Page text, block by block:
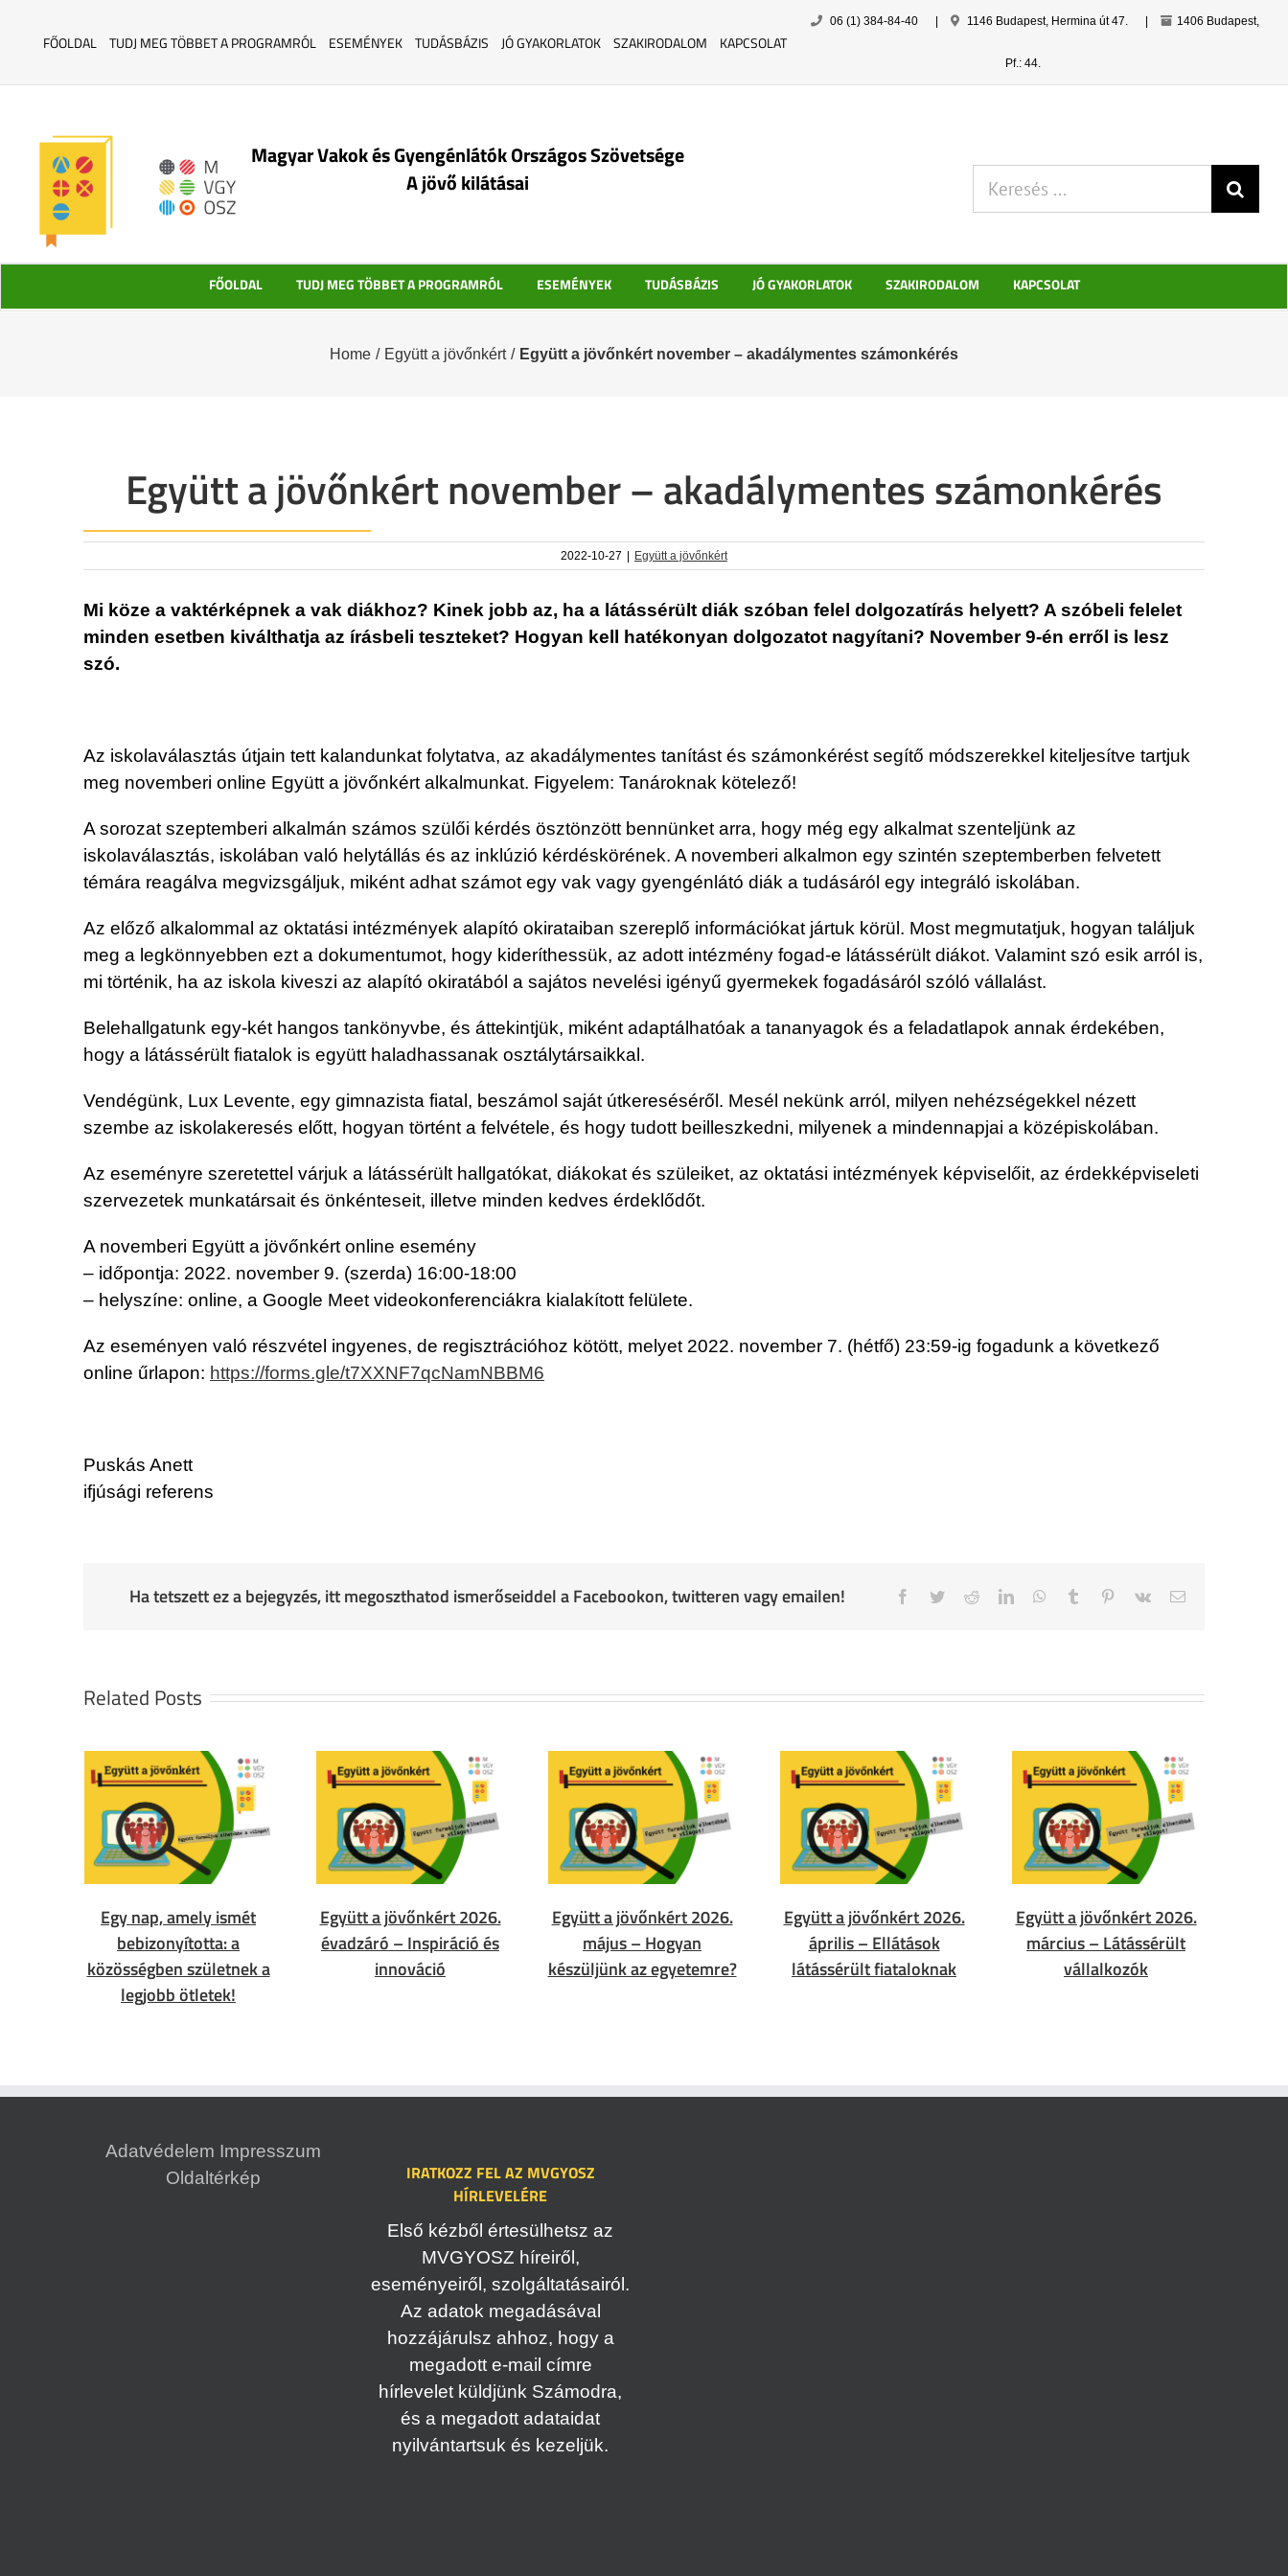
to
FŐOLDAL TUDJ MEG TÖBBET A PROGRAMRÓL ESEMÉNYEK TUDÁSBÁZIS JÓ GYAKORLATOK SZAKIRODALOM KAPCSOLAT
06 (1) 384-84-40 1146 Budapest, Hermina út 47. 1406 Budapest,
Pf.: 44.
Magyar Vakok és Gyengénlátók Országos Szövetsége
A jövő kilátásai
FŐOLDAL TUDJ MEG TÖBBET A PROGRAMRÓL ESEMÉNYEK TUDÁSBÁZIS JÓ GYAKORLATOK SZAKIRODALOM KAPCSOLAT
Home / Együtt a jövőnkért / Együtt a jövőnkért november – akadálymentes számonkérés
Együtt a jövőnkért november – akadálymentes számonkérés
2022-10-27 | Együtt a jövőnkért
Mi köze a vaktérképnek a vak diákhoz? Kinek jobb az, ha a látássérült diák szóban felel dolgozatírás helyett? A szóbeli felelet
minden esetben kiválthatja az írásbeli teszteket? Hogyan kell hatékonyan dolgozatot nagyítani? November 9-én erről is lesz
szó.
Az iskolaválasztás útjain tett kalandunkat folytatva, az akadálymentes tanítást és számonkérést segítő módszerekkel kiteljesítve tartjuk
meg novemberi online Együtt a jövőnkért alkalmunkat. Figyelem: Tanároknak kötelező!
A sorozat szeptemberi alkalmán számos szülői kérdés ösztönzött bennünket arra, hogy még egy alkalmat szenteljünk az
iskolaválasztás, iskolában való helytállás és az inklúzió kérdéskörének. A novemberi alkalmon egy szintén szeptemberben felvetett
témára reagálva megvizsgáljuk, miként adhat számot egy vak vagy gyengénlátó diák a tudásáról egy integráló iskolában.
Az előző alkalommal az oktatási intézmények alapító okirataiban szereplő információkat jártuk körül. Most megmutatjuk, hogyan találjuk
meg a legkönnyebben ezt a dokumentumot, hogy kideríthessük, az adott intézmény fogad-e látássérült diákot. Valamint szó esik arról is,
mi történik, ha az iskola kiveszi az alapító okiratából a sajátos nevelési igényű gyermekek fogadásáról szóló vállalást.
Belehallgatunk egy-két hangos tankönyvbe, és áttekintjük, miként adaptálhatóak a tananyagok és a feladatlapok annak érdekében,
hogy a látássérült fiatalok is együtt haladhassanak osztálytársaikkal.
Vendégünk, Lux Levente, egy gimnazista fiatal, beszámol saját útkereséséről. Mesél nekünk arról, milyen nehézségekkel nézett
szembe az iskolakeresés előtt, hogyan történt a felvétele, és hogy tudott beilleszkedni, milyenek a mindennapjai a középiskolában.
Az eseményre szeretettel várjuk a látássérült hallgatókat, diákokat és szüleiket, az oktatási intézmények képviselőit, az érdekképviseleti
szervezetek munkatársait és önkénteseit, illetve minden kedves érdeklődőt.
A novemberi Együtt a jövőnkért online esemény
– időpontja: 2022. november 9. (szerda) 16:00-18:00
– helyszíne: online, a Google Meet videokonferenciákra kialakított felülete.
Az eseményen való részvétel ingyenes, de regisztrációhoz kötött, melyet 2022. november 7. (hétfő) 23:59-ig fogadunk a következő
online űrlapon: https://forms.gle/t7XXNF7qcNamNBBM6
Puskás Anett
ifjúsági referens
Ha tetszett ez a bejegyzés, itt megoszthatod ismerőseiddel a Facebookon, twitteren vagy emailen! Facebook
TwitterRedditLinkedInWhatsApp
Tumblr Pinterest
Vk Email
Related Posts
Egy nap, amely ismét
bebizonyította: a
közösségben születnek a
legjobb ötletek!
Együtt a jövőnkért 2026.
évadzáró – Inspiráció és
innováció
Együtt a jövőnkért 2026.
május – Hogyan
készüljünk az egyetemre?
Együtt a jövőnkért 2026.
április – Ellátások
látássérült fiataloknak
Együtt a jövőnkért 2026.
március – Látássérült
vállalkozók
Adatvédelem Impresszum
Oldaltérkép
IRATKOZZ FEL AZ MVGYOSZ
HÍRLEVELÉRE
Első kézből értesülhetsz az
MVGYOSZ híreiről,
eseményeiről, szolgáltatásairól.
Az adatok megadásával
hozzájárulsz ahhoz, hogy a
megadott e-mail címre
hírlevelet küldjünk Számodra,
és a megadott adataidat
nyilvántartsuk és kezeljük.